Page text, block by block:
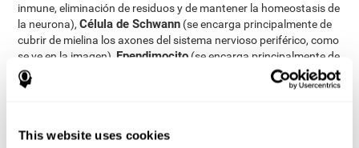
This website uses cookies
inmune, eliminación de residuos y de mantener la homeostasis de
la neurona),Célula de Schwann (se encarga principalmente de
cubrir de mielina los axones del sistema nervioso periférico, como
se ve en la imagen), Ependimocito(se encarga principalmente de
cubrir los ventrículos cerebrales y la parte de la médula espinal).
encuentra formando vainas alrededor de los axones neuronales,